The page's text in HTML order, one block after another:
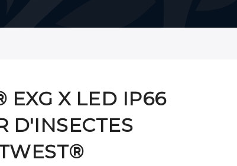
EXG X LED IP66
D'INSECTES